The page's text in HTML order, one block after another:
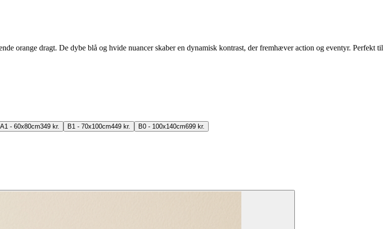
orange dragt. De dybe blå og hvide nuancer skaber en dynamisk kontrast, der fremhæver action og eventyr. Perfekt til
A1 - 60x80cm349 kr. B1 - 70x100cm449 kr. B0 - 100x140cm699 kr.